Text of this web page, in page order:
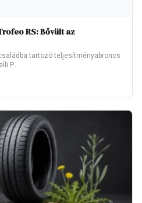
RS: Bővült az
tartozó teljesítményabroncs
P…